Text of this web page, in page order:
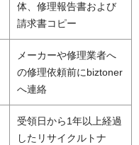
体、修理報告書および
請求書コピー
メーカーや修理業者へ
の修理依頼前にbiztoner
へ連絡
受領日から1年以上経過
したリサイクルトナ